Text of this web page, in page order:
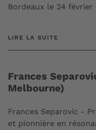
Bordeaux le 24 février
LIRE LA SUITE
Frances
Melbourne)
Frances Separovic -
et pionnière en